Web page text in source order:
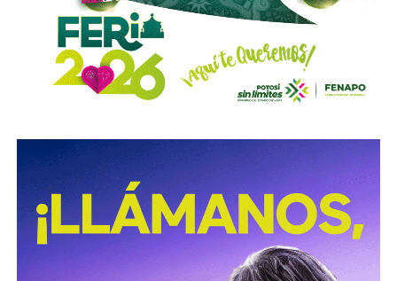
autoridades pararepintar o rescatar las señales que
no solo ahí, sino en toda la ciudad, están mal pintadas,
opacas, mal colocadas o tapadas por árboles
compartieron videos, que criticaron al
conductores hacia peatones
(como si eso no fuera pan
de cada día), ¿por qué no acompañaron sus post con un
“circule con cuidado”, “cumpla con lo establecido”,
“respete al peatón”?
A mis colegas de los medios: falta para el 2027, no
empecemos desde ya a
querer caerle mejor al que